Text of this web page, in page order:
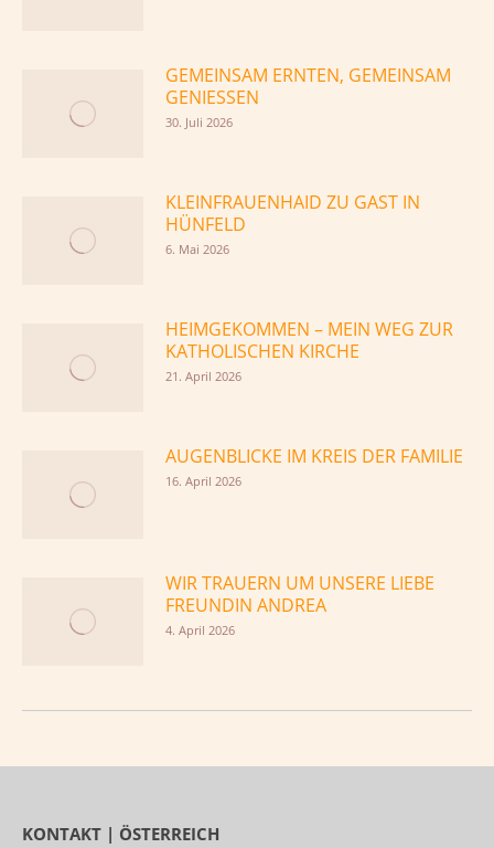
GEMEINSAM ERNTEN, GEMEINSAM
GENIESSEN
30. Juli 2026
KLEINFRAUENHAID ZU GAST IN
HÜNFELD
6. Mai 2026
HEIMGEKOMMEN – MEIN WEG ZUR
KATHOLISCHEN KIRCHE
21. April 2026
AUGENBLICKE IM KREIS DER FAMILIE
16. April 2026
WIR TRAUERN UM UNSERE LIEBE
FREUNDIN ANDREA
4. April 2026
KONTAKT | ÖSTERREICH